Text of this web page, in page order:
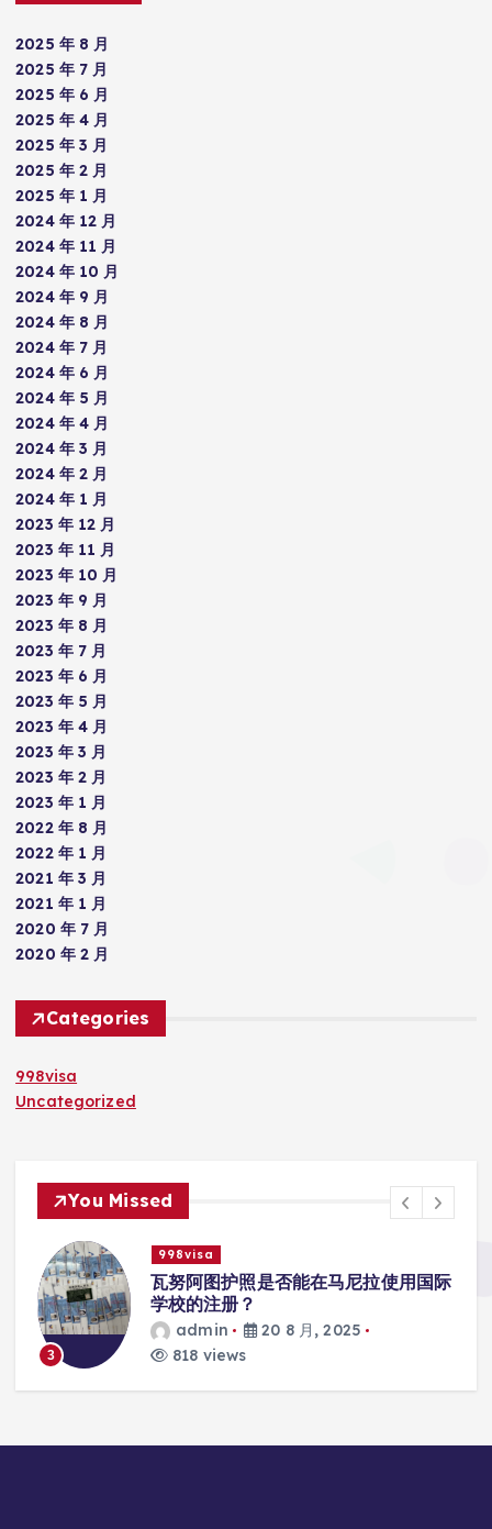
2025 年 8 月
2025 年 7 月
2025 年 6 月
2025 年 4 月
2025 年 3 月
2025 年 2 月
2025 年 1 月
2024 年 12 月
2024 年 11 月
2024 年 10 月
2024 年 9 月
2024 年 8 月
2024 年 7 月
2024 年 6 月
2024 年 5 月
2024 年 4 月
2024 年 3 月
2024 年 2 月
2024 年 1 月
2023 年 12 月
2023 年 11 月
2023 年 10 月
2023 年 9 月
2023 年 8 月
2023 年 7 月
2023 年 6 月
2023 年 5 月
2023 年 4 月
2023 年 3 月
2023 年 2 月
2023 年 1 月
2022 年 8 月
2022 年 1 月
2021 年 3 月
2021 年 1 月
2020 年 7 月
2020 年 2 月
Categories
998visa
Uncategorized
You Missed
3
998visa
瓦努阿图护照是否能在马尼拉使用国际
学校的注册？
admin
20 8 月, 2025
818 views